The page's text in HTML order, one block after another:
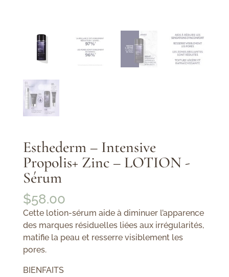
Esthederm – Intensive
Propolis+ Zinc – LOTION -
Sérum
$58.00
Cette lotion-sérum aide à diminuer l’apparence
des marques résiduelles liées aux irrégularités,
matifie la peau et resserre visiblement les
pores.
BIENFAITS